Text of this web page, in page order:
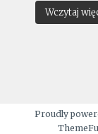
Wczytaj
Proudly